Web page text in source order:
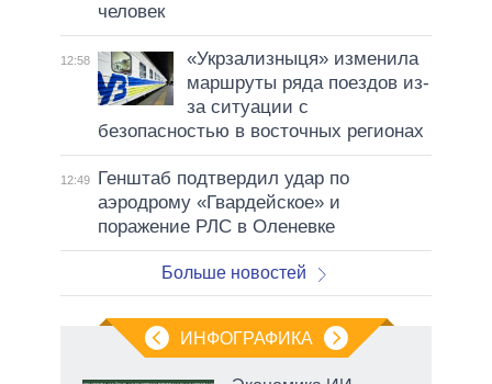
человек
12:58
«Укрзализныця» изменила
маршруты ряда поездов из-
за ситуации с
безопасностью в восточных регионах
12:49
Генштаб подтвердил удар по
аэродрому «Гвардейское» и
поражение РЛС в Оленевке
Больше новостей
ИНФОГРАФИКА